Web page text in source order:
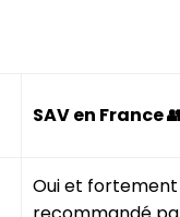
SAV en France
Oui et fortement